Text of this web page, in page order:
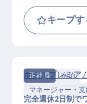
キープす
正社員
宿泊
マネージャー・支
ホテルプレミア
完全週休2日制で